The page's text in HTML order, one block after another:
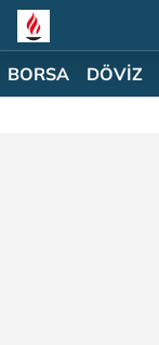
BORSA DÖVİZ